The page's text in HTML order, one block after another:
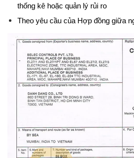
thống kê hoặc quản lý rủi ro
Theo yêu cầu của Hợp đồng giữa